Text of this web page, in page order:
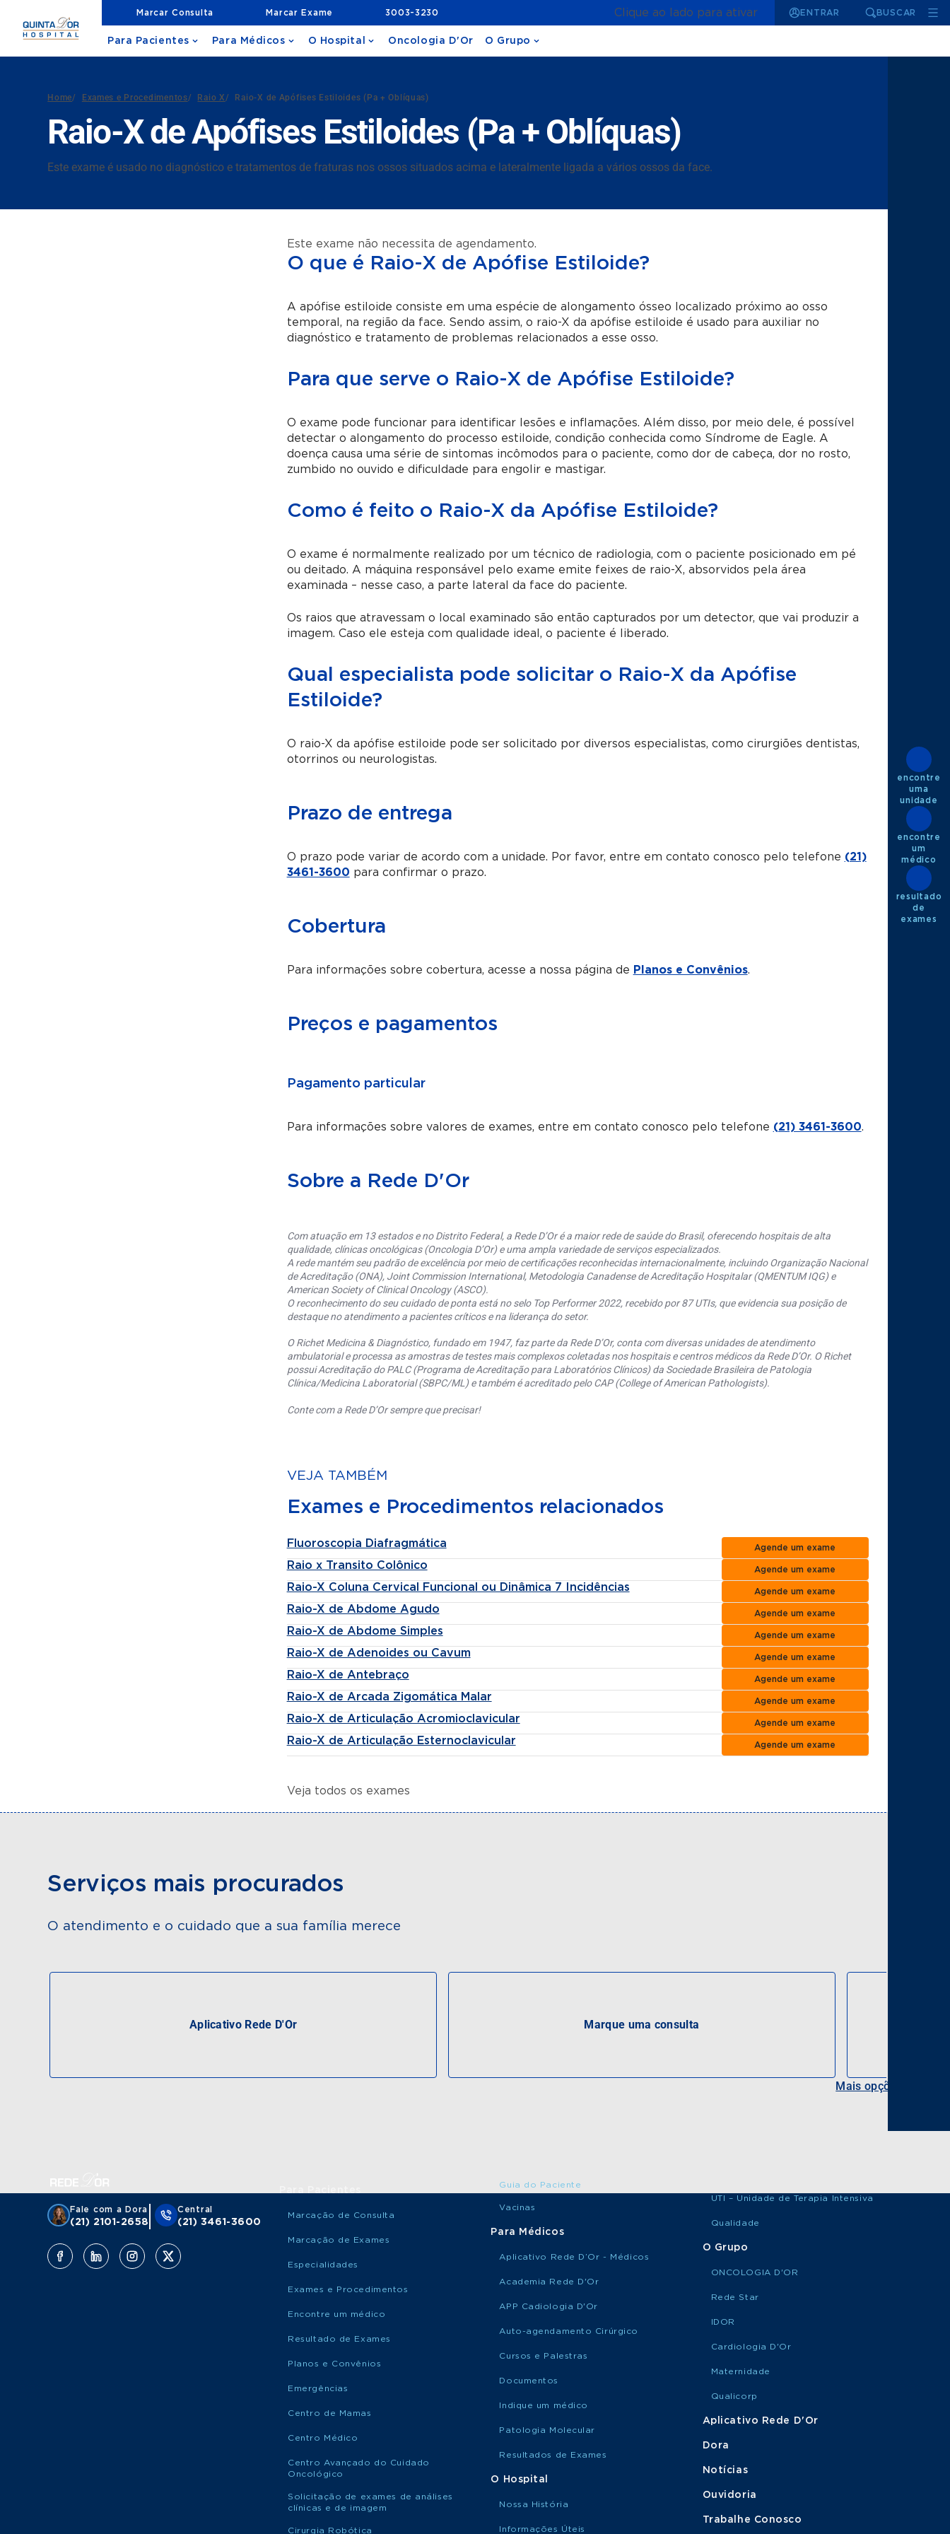
Marcar Consulta Marcar Exame 3003-3230 Clique ao lado para ativar ENTRAR BUSCAR
Para Pacientes Para Médicos O Hospital Oncologia D'Or O Grupo
Home/ Exames e Procedimentos/ Raio X/ Raio-X de Apófises Estiloides (Pa + Oblíquas)
Raio-X de Apófises Estiloides (Pa + Oblíquas)
Este exame é usado no diagnóstico e tratamentos de fraturas nos ossos situados acima e lateralmente ligada a vários ossos da face.
Este exame não necessita de agendamento.
O que é Raio-X de Apófise Estiloide?
A apófise estiloide consiste em uma espécie de alongamento ósseo localizado próximo ao osso
temporal, na região da face. Sendo assim, o raio-X da apófise estiloide é usado para auxiliar no
diagnóstico e tratamento de problemas relacionados a esse osso.
Para que serve o Raio-X de Apófise Estiloide?
O exame pode funcionar para identificar lesões e inflamações. Além disso, por meio dele, é possível
detectar o alongamento do processo estiloide, condição conhecida como Síndrome de Eagle. A
doença causa uma série de sintomas incômodos para o paciente, como dor de cabeça, dor no rosto,
zumbido no ouvido e dificuldade para engolir e mastigar.
Como é feito o Raio-X da Apófise Estiloide?
O exame é normalmente realizado por um técnico de radiologia, com o paciente posicionado em pé
ou deitado. A máquina responsável pelo exame emite feixes de raio-X, absorvidos pela área
examinada – nesse caso, a parte lateral da face do paciente.
Os raios que atravessam o local examinado são então capturados por um detector, que vai produzir a
imagem. Caso ele esteja com qualidade ideal, o paciente é liberado.
Qual especialista pode solicitar o Raio-X da Apófise
Estiloide?
O raio-X da apófise estiloide pode ser solicitado por diversos especialistas, como cirurgiões dentistas,
otorrinos ou neurologistas.
Prazo de entrega
O prazo pode variar de acordo com a unidade. Por favor, entre em contato conosco pelo telefone (21)
3461-3600 para confirmar o prazo.
Cobertura
Para informações sobre cobertura, acesse a nossa página de Planos e Convênios.
Preços e pagamentos
Pagamento particular
Para informações sobre valores de exames, entre em contato conosco pelo telefone (21) 3461-3600.
Sobre a Rede D'Or
Com atuação em 13 estados e no Distrito Federal, a Rede D’Or é a maior rede de saúde do Brasil, oferecendo hospitais de alta
qualidade, clínicas oncológicas (Oncologia D’Or) e uma ampla variedade de serviços especializados.
A rede mantém seu padrão de excelência por meio de certificações reconhecidas internacionalmente, incluindo Organização Nacional
de Acreditação (ONA), Joint Commission International, Metodologia Canadense de Acreditação Hospitalar (QMENTUM IQG) e
American Society of Clinical Oncology (ASCO).
O reconhecimento do seu cuidado de ponta está no selo Top Performer 2022, recebido por 87 UTIs, que evidencia sua posição de
destaque no atendimento a pacientes críticos e na liderança do setor.
O Richet Medicina & Diagnóstico, fundado em 1947, faz parte da Rede D’Or, conta com diversas unidades de atendimento
ambulatorial e processa as amostras de testes mais complexos coletadas nos hospitais e centros médicos da Rede D’Or. O Richet
possui Acreditação do PALC (Programa de Acreditação para Laboratórios Clínicos) da Sociedade Brasileira de Patologia
Clínica/Medicina Laboratorial (SBPC/ML) e também é acreditado pelo CAP (College of American Pathologists).
Conte com a Rede D’Or sempre que precisar!
VEJA TAMBÉM
Exames e Procedimentos relacionados
Fluoroscopia Diafragmática Agende um exame
Raio x Transito Colônico Agende um exame
Raio-X Coluna Cervical Funcional ou Dinâmica 7 Incidências Agende um exame
Raio-X de Abdome Agudo Agende um exame
Raio-X de Abdome Simples Agende um exame
Raio-X de Adenoides ou Cavum Agende um exame
Raio-X de Antebraço Agende um exame
Raio-X de Arcada Zigomática Malar Agende um exame
Raio-X de Articulação Acromioclavicular Agende um exame
Raio-X de Articulação Esternoclavicular Agende um exame
Veja todos os exames
Serviços mais procurados
O atendimento e o cuidado que a sua família merece
Aplicativo Rede D'Or Marque uma consulta
Mais opções
encontre
uma
unidade
encontre
um
médico
resultado
de
exames
Fale com a Dora
(21) 2101-2658
Central
(21) 3461-3600
Marcação de Consulta
Marcação de Exames
Especialidades
Exames e Procedimentos
Encontre um médico
Resultado de Exames
Planos e Convênios
Emergências
Centro de Mamas
Centro Médico
Centro Avançado do Cuidado
Oncológico
Solicitação de exames de análises
clínicas e de imagem
Cirurgia Robótica
Guia do Paciente
Vacinas
Para Médicos
Aplicativo Rede D’Or - Médicos
Academia Rede D'Or
APP Cadiologia D'Or
Auto-agendamento Cirúrgico
Cursos e Palestras
Documentos
Indique um médico
Patologia Molecular
Resultados de Exames
O Hospital
Nossa História
Informações Úteis
UTI – Unidade de Terapia Intensiva
Qualidade
O Grupo
ONCOLOGIA D'OR
Rede Star
IDOR
Cardiologia D'Or
Maternidade
Qualicorp
Aplicativo Rede D'Or
Dora
Notícias
Ouvidoria
Trabalhe Conosco